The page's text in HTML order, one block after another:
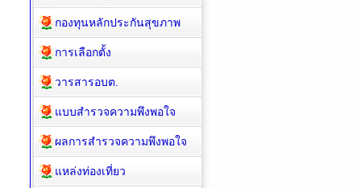
กองทุนหลักประกันสุขภาพ
การเลือกตั้ง
วารสารอบต.
แบบสำรวจความพึงพอใจ
ผลการสำรวจความพึงพอใจ
แหล่งท่องเที่ยว